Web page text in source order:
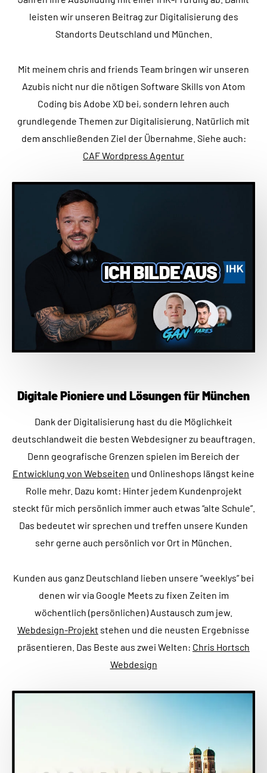
leisten wir unseren Beitrag zur Digitalisierung des
Standorts Deutschland und München.
Mit meinem chris and friends Team bringen wir unseren
Azubis nicht nur die nötigen Software Skills von Atom
Coding bis Adobe XD bei, sondern lehren auch
grundlegende Themen zur Digitalisierung. Natürlich mit
dem anschließenden Ziel der Übernahme. Siehe auch:
CAF Wordpress Agentur
Digitale Pioniere und Lösungen für München
Dank der Digitalisierung hast du die Möglichkeit
deutschlandweit die besten Webdesigner zu beauftragen.
Denn geografische Grenzen spielen im Bereich der
Entwicklung von Webseiten und Onlineshops längst keine
Rolle mehr. Dazu komt: Hinter jedem Kundenprojekt
steckt für mich persönlich immer auch etwas “alte Schule”.
Das bedeutet wir sprechen und treffen unsere Kunden
sehr gerne auch persönlich vor Ort in München.
Kunden aus ganz Deutschland lieben unsere “weeklys” bei
denen wir via Google Meets zu fixen Zeiten im
wöchentlich (persönlichen) Austausch zum jew.
Webdesign-Projekt stehen und die neusten Ergebnisse
präsentieren. Das Beste aus zwei Welten: Chris Hortsch
Webdesign